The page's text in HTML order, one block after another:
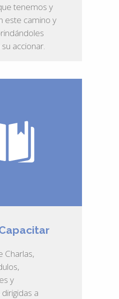
tenemos y
este camino y
accionar.
Charlas,
y
a